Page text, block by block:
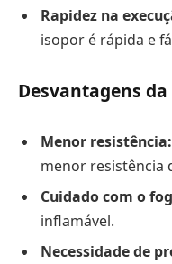
Rapidez na
isopor é rápida e
Desvantagens
Menor resistência:
menor resistência
Cuidado com o
inflamável.
Necessidade de